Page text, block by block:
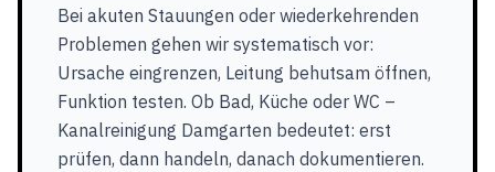
Bei akuten Stauungen oder wiederkehrenden
Problemen gehen wir systematisch vor:
Ursache eingrenzen, Leitung behutsam öffnen,
Funktion testen. Ob Bad, Küche oder WC –
Kanalreinigung Damgarten bedeutet: erst
prüfen, dann handeln, danach dokumentieren.